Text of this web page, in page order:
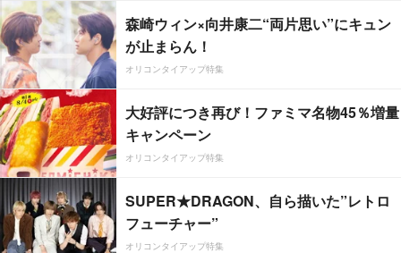
森崎ウィン×向井康二“両片思い”にキュン
が止まらん！
オリコンタイアップ特集
大好評につき再び！ファミマ名物45％増量
キャンペーン
オリコンタイアップ特集
SUPER★DRAGON、自ら描いた”レトロ
フューチャー”
オリコンタイアップ特集